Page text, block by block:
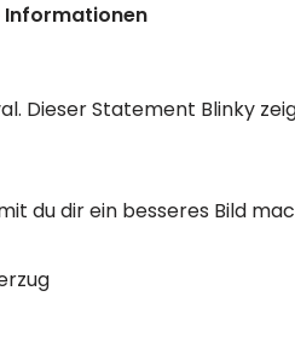
Informationen
Dieser Statement Blinky
du dir ein besseres Bild